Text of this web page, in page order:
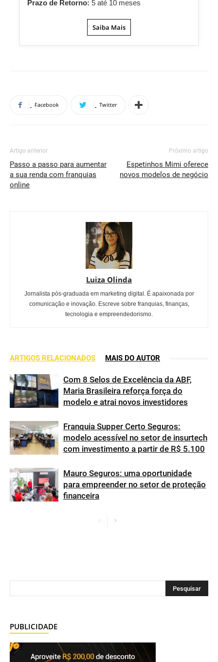
Prazo de Retorno: 5 até 10 meses
Saiba Mais
Facebook Twitter
Artigo anterior
Passo a passo para aumentar
a sua renda com franquias
online
Próximo artigo
Espetinhos Mimi oferece
novos modelos de negócio
Luiza Olinda
Jornalista pós-graduada em marketing digital. É apaixonada por
comunicação e inovação. Escreve sobre franquias, finanças,
tecnologia e empreendedorismo.
ARTIGOS RELACIONADOS MAIS DO AUTOR
Com 8 Selos de Excelência da ABF,
Maria Brasileira reforça força do
modelo e atrai novos investidores
Franquia Supper Certo Seguros:
modelo acessível no setor de insurtech
com investimento a partir de R$ 5.100
Mauro Seguros: uma oportunidade
para empreender no setor de proteção
financeira
PUBLICIDADE